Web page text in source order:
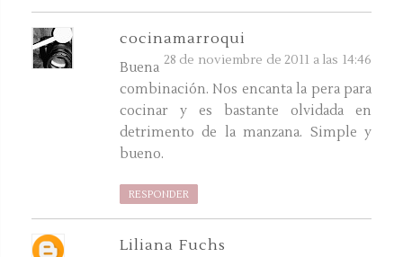
cocinamarroqui
28 de noviembre de 2011 a las 14:46
Buena
combinación. Nos encanta la pera para
cocinar y es bastante olvidada en
detrimento de la manzana. Simple y
bueno.
RESPONDER
Liliana Fuchs